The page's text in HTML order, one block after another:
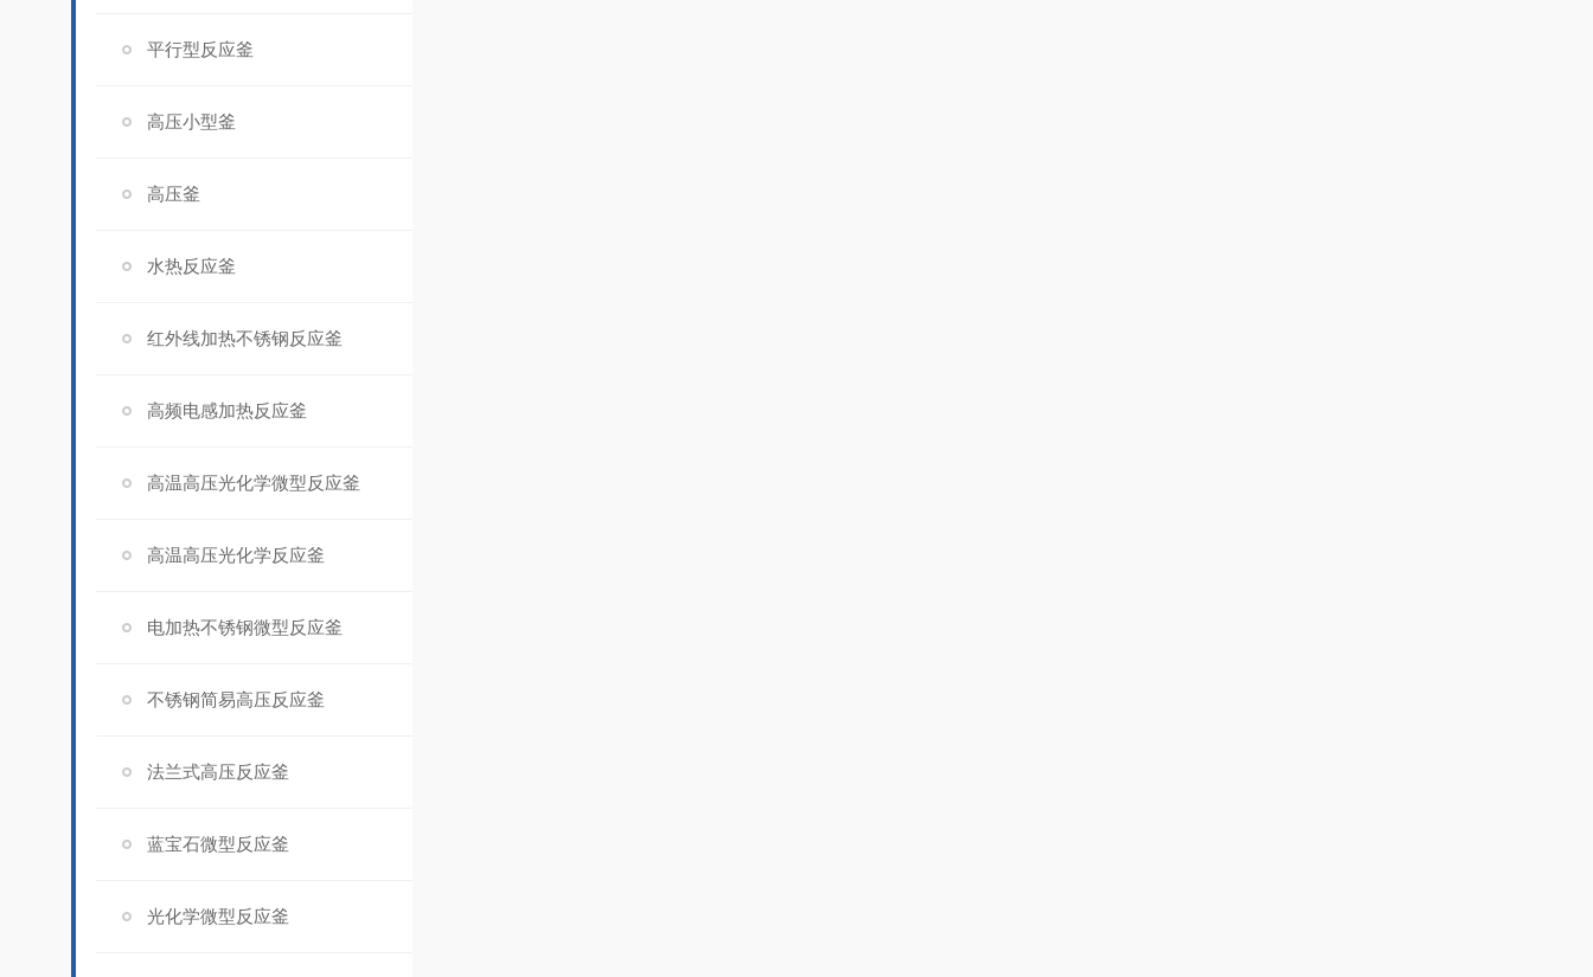
平行型反应釜
高压小型釜
高压釜
水热反应釜
红外线加热不锈钢反应釜
高频电感加热反应釜
高温高压光化学微型反应釜
高温高压光化学反应釜
电加热不锈钢微型反应釜
不锈钢简易高压反应釜
法兰式高压反应釜
蓝宝石微型反应釜
光化学微型反应釜